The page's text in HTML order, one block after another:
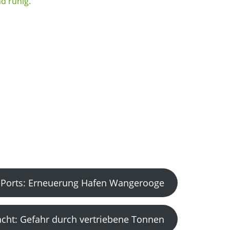
Erneuerung Hafen Wangerooge
Gefahr durch vertriebene Tonnen